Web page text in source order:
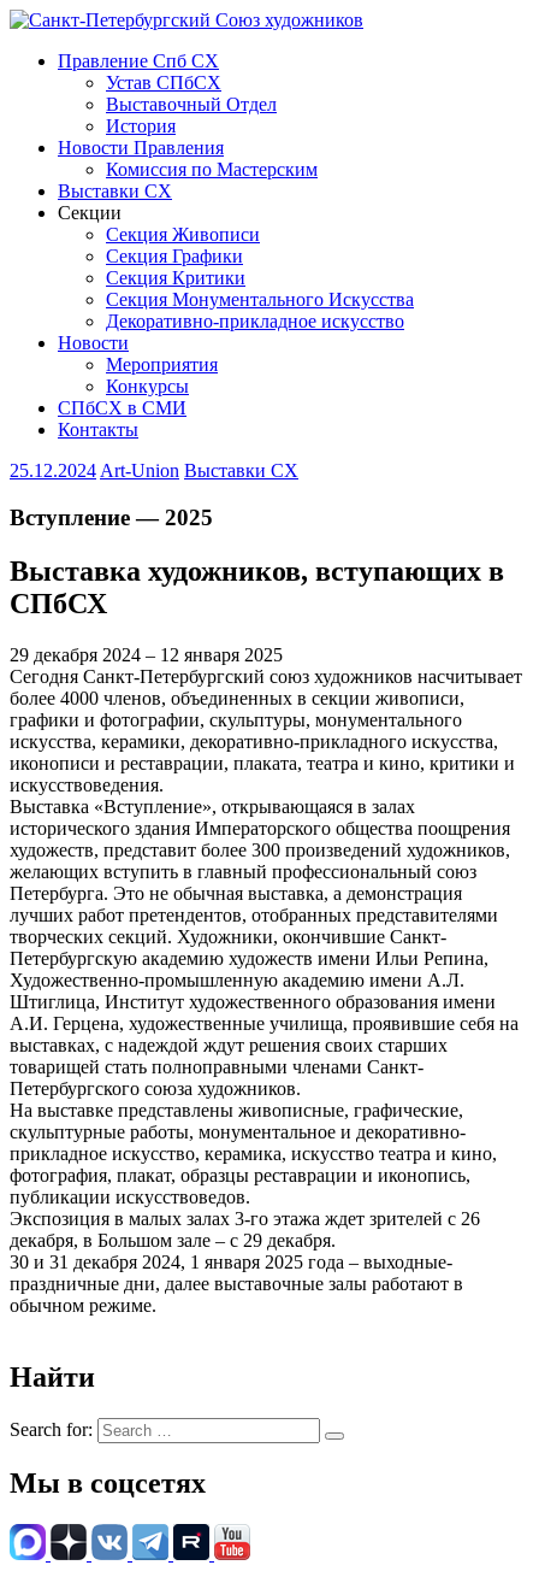
Правление Спб СХ
Устав СПбСХ
Выставочный Отдел
История
Новости Правления
Комиссия по Мастерским
Выставки СХ
Секции
Секция Живописи
Секция Графики
Секция Критики
Секция Монументального Искусства
Декоративно-прикладное искусство
Новости
Мероприятия
Конкурсы
СПбСХ в СМИ
Контакты
25.12.2024 Art-Union Выставки СХ
Вступление — 2025
Выставка художников, вступающих в
СПбСХ
29 декабря 2024 – 12 января 2025
Сегодня Санкт-Петербургский союз художников насчитывает
более 4000 членов, объединенных в секции живописи,
графики и фотографии, скульптуры, монументального
искусства, керамики, декоративно-прикладного искусства,
иконописи и реставрации, плаката, театра и кино, критики и
искусствоведения.
Выставка «Вступление», открывающаяся в залах
исторического здания Императорского общества поощрения
художеств, представит более 300 произведений художников,
желающих вступить в главный профессиональный союз
Петербурга. Это не обычная выставка, а демонстрация
лучших работ претендентов, отобранных представителями
творческих секций. Художники, окончившие Санкт-
Петербургскую академию художеств имени Ильи Репина,
Художественно-промышленную академию имени А.Л.
Штиглица, Институт художественного образования имени
А.И. Герцена, художественные училища, проявившие себя на
выставках, с надеждой ждут решения своих старших
товарищей стать полноправными членами Санкт-
Петербургского союза художников.
На выставке представлены живописные, графические,
скульптурные работы, монументальное и декоративно-
прикладное искусство, керамика, искусство театра и кино,
фотография, плакат, образцы реставрации и иконопись,
публикации искусствоведов.
Экспозиция в малых залах 3-го этажа ждет зрителей с 26
декабря, в Большом зале – с 29 декабря.
30 и 31 декабря 2024, 1 января 2025 года – выходные-
праздничные дни, далее выставочные залы работают в
обычном режиме.
Найти
Search for:
Мы в соцсетях